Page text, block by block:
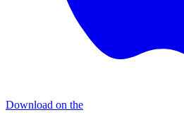
Download on the